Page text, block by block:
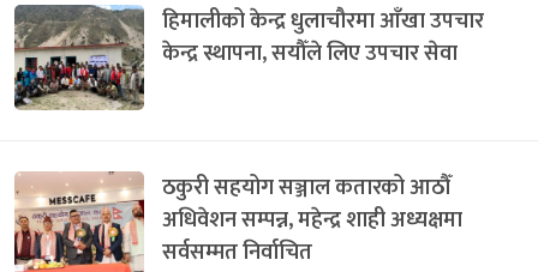
हिमालीको केन्द्र धुलाचौरमा आँखा उपचार
केन्द्र स्थापना, सयौँले लिए उपचार सेवा
ठकुरी सहयोग सञ्जाल कतारको आठौँ
अधिवेशन सम्पन्न, महेन्द्र शाही अध्यक्षमा
सर्वसम्मत निर्वाचित